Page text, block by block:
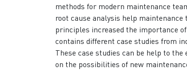
methods for modern maintenance
root cause analysis help
principles increased the importance
contains different case studies from
These case studies can be help to
on the possibilities of new